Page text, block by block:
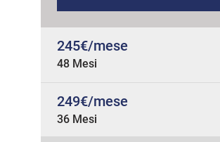
245€/mese
48 Mesi
249€/mese
36 Mesi